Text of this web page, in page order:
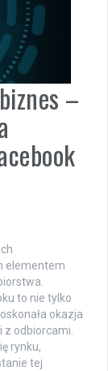
–
elementem
to nie tylko
okazja
z odbiorcami.
rynku,
tej